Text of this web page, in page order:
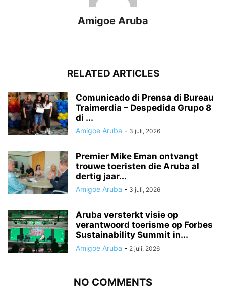
Amigoe Aruba
RELATED ARTICLES
Comunicado di Prensa di Bureau
Traimerdia – Despedida Grupo 8
di ...
Amigoe Aruba - 3 juli, 2026
Premier Mike Eman ontvangt
trouwe toeristen die Aruba al
dertig jaar...
Amigoe Aruba - 3 juli, 2026
Aruba versterkt visie op
verantwoord toerisme op Forbes
Sustainability Summit in...
Amigoe Aruba - 2 juli, 2026
NO COMMENTS